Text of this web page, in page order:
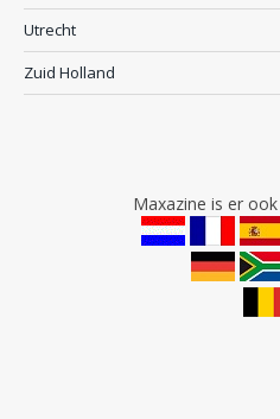
Utrecht
Zuid Holland
Maxazine is er